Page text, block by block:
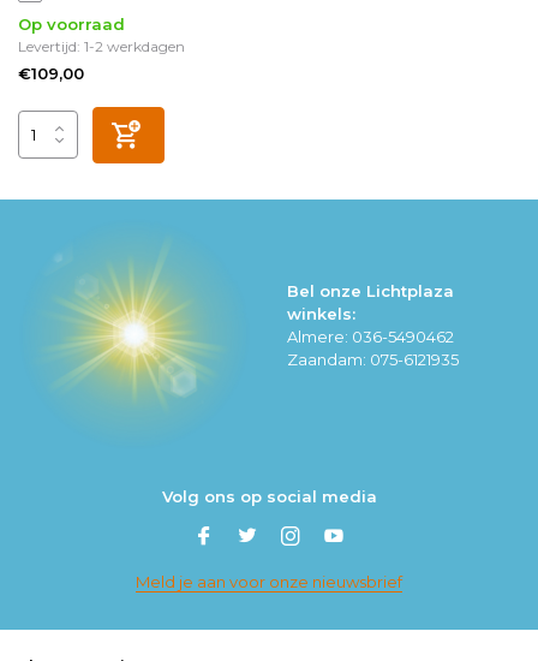
Op voorraad
Levertijd: 1-2 werkdagen
€109,00
Bel onze Lichtplaza
winkels:
Almere: 036-5490462
Zaandam: 075-6121935
Volg ons op social media
Meld je aan voor onze nieuwsbrief